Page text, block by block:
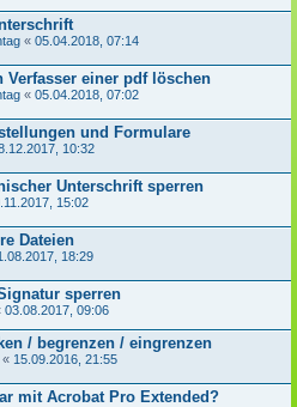
« 05.04.2018, 07:14
Verfasser einer pdf löschen
« 05.04.2018, 07:02
und Formulare
10:32
Unterschrift sperren
15:02
Dateien
18:29
sperren
03.08.2017, 09:06
/ begrenzen / eingrenzen
« 15.09.2016, 21:55
mit Acrobat Pro Extended?